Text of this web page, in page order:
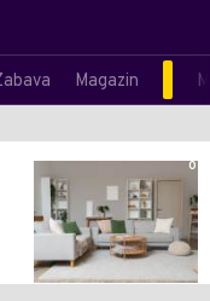
Magazin
0